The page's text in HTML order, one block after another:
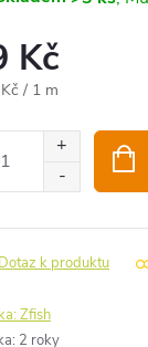
Kč
/ 1 m
Dotaz k produktu
Zfish
: 2 roky